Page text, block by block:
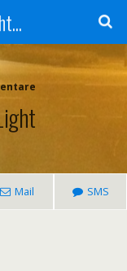
Mail SMS